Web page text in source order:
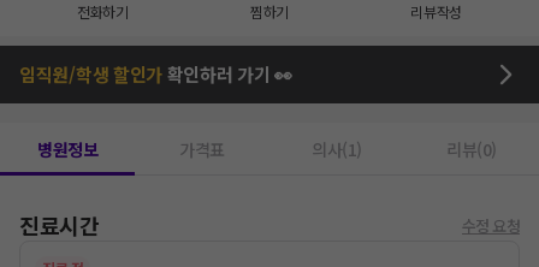
전화하기 찜하기 리뷰작성
임직원/학생 할인가확인하러 가기 👀
병원정보 가격표 의사(1) 리뷰(0)
진료시간 수정 요청